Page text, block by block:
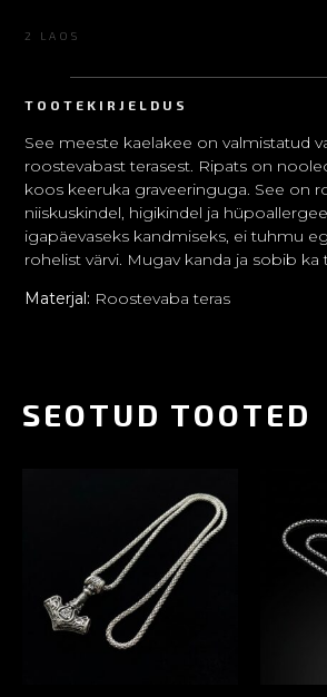
2 LAOS
TOOTEKIRJELDUS
See meeste kaelakee on valmistatud
roostevabast terasest. Ripats on
koos keeruka graveeringuga. See on
niiskuskindel, higikindel ja
igapäevaseks kandmiseks, ei tuhmu
rohelist värvi. Mugav kanda ja sobib ka
Materjal: Roostevaba teras
SEOTUD TOOTED